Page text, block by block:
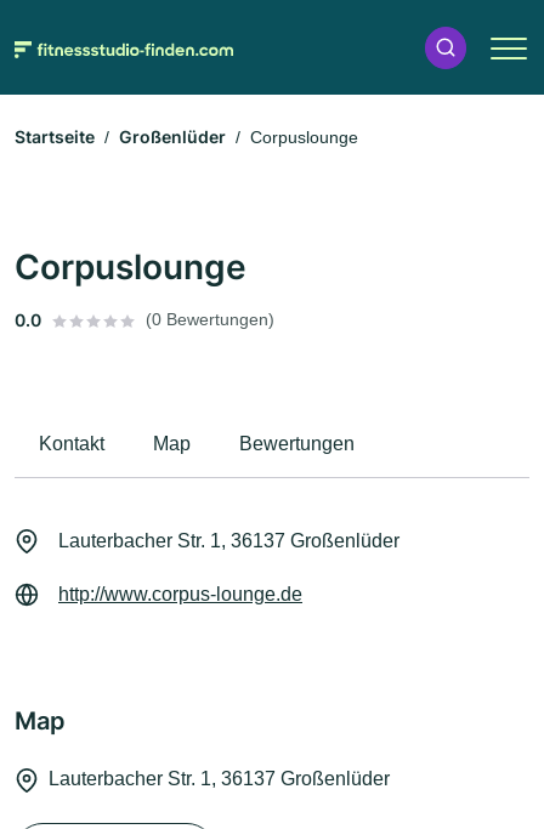
Startseite Großenlüder Corpuslounge
Corpuslounge
0.0 (0 Bewertungen)
Kontakt Map Bewertungen
Lauterbacher Str. 1, 36137 Großenlüder
http://www.corpus-lounge.de
Map
Lauterbacher Str. 1, 36137 Großenlüder